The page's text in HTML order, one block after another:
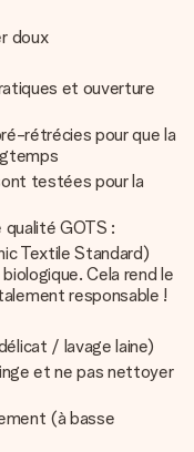
doux
et ouverture
rétrécies pour que la
testées pour la
GOTS :
Textile Standard)
Cela rend le
responsable !
/ lavage laine)
et ne pas nettoyer
(à basse